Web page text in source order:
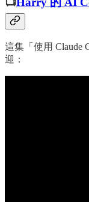
這集「使用 Claude
迎：